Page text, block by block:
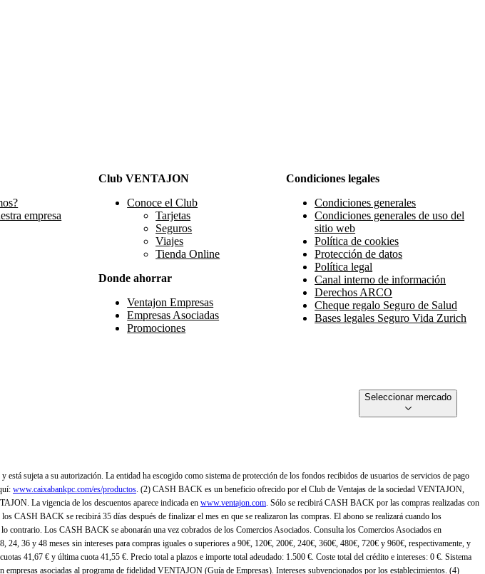
empresa
Club VENTAJON
Conoce el Club
Tarjetas
Seguros
Viajes
Tienda Online
Donde ahorrar
Ventajon Empresas
Empresas Asociadas
Promociones
Condiciones legales
Condiciones generales
Condiciones generales de uso del
sitio web
Política de cookies
Protección de datos
Política legal
Canal interno de información
Derechos ARCO
Cheque regalo Seguro de Salud
Bases legales Seguro Vida Zurich
Seleccionar mercado
sujeta a su autorización. La entidad ha escogido como sistema de protección de los fondos recibidos de usuarios de servicios de pago
www.caixabankpc.com/es/productos. (2) CASH BACK es un beneficio ofrecido por el Club de Ventajas de la sociedad VENTAJON,
La vigencia de los descuentos aparece indicada en www.ventajon.com. Sólo se recibirá CASH BACK por las compras realizadas con
BACK se recibirá 35 días después de finalizar el mes en que se realizaron las compras. El abono se realizará cuando los
contrario. Los CASH BACK se abonarán una vez cobrados de los Comercios Asociados. Consulta los Comercios Asociados en
24, 36 y 48 meses sin intereses para compras iguales o superiores a 90€, 120€, 200€, 240€, 360€, 480€, 720€ y 960€, respectivamente, y
41,67 € y última cuota 41,55 €. Precio total a plazos e importe total adeudado: 1.500 €. Coste total del crédito e intereses: 0 €. Sistema
asociadas al programa de fidelidad VENTAJON (Guía de Empresas). Intereses subvencionados por los establecimientos. (4)